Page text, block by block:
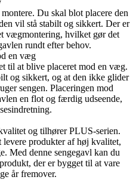
Du skal blot placere den
vil stå stabilt og sikkert. Der er
vægmontering, hvilket gør det
rundt efter behov.
en væg
til at blive placeret mod en væg.
og sikkert, og at den ikke glider
sengen. Placeringen mod
en flot og færdig udseende,
og tilhører PLUS-serien.
produkter af høj kvalitet,
Med denne sengegavl kan du
der er bygget til at vare
år fremover.